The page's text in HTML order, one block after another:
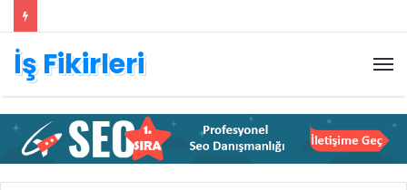
İş Fikirleri